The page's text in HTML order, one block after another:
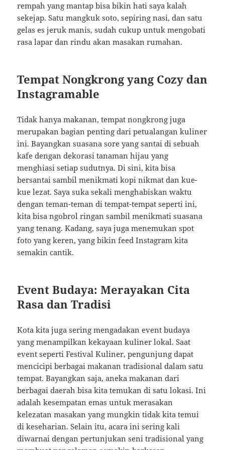
rempah yang mantap bisa bikin hati saya kalah
sekejap. Satu mangkuk soto, sepiring nasi, dan satu
gelas es jeruk manis, sudah cukup untuk mengobati
rasa lapar dan rindu akan masakan rumahan.
Tempat Nongkrong yang Cozy dan
Instagramable
Tidak hanya makanan, tempat nongkrong juga
merupakan bagian penting dari petualangan kuliner
ini. Bayangkan suasana sore yang santai di sebuah
kafe dengan dekorasi tanaman hijau yang
menghiasi setiap sudutnya. Di sini, kita bisa
bersantai sambil menikmati kopi nikmat dan kue-
kue lezat. Saya suka sekali menghabiskan waktu
dengan teman-teman di tempat-tempat seperti ini,
kita bisa ngobrol ringan sambil menikmati suasana
yang tenang. Kadang, saya juga menemukan spot
foto yang keren, yang bikin feed Instagram kita
semakin cantik.
Event Budaya: Merayakan Cita
Rasa dan Tradisi
Kota kita juga sering mengadakan event budaya
yang menampilkan kekayaan kuliner lokal. Saat
event seperti Festival Kuliner, pengunjung dapat
mencicipi berbagai makanan tradisional dalam satu
tempat. Bayangkan saja, aneka makanan dari
berbagai daerah bisa kita temukan di satu lokasi. Ini
adalah kesempatan emas untuk merasakan
kelezatan masakan yang mungkin tidak kita temui
di keseharian. Selain itu, acara ini sering kali
diwarnai dengan pertunjukan seni tradisional yang